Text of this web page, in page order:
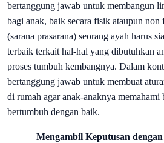
bertanggung jawab untuk membangun
bagi anak, baik secara fisik ataupun
(sarana prasarana) seorang ayah harus
terbaik terkait hal-hal yang dibutuhkan
proses tumbuh kembangnya. Dalam
bertanggung jawab untuk membuat
di rumah agar anak-anaknya memahami
bertumbuh dengan baik.
Mengambil Keputusan